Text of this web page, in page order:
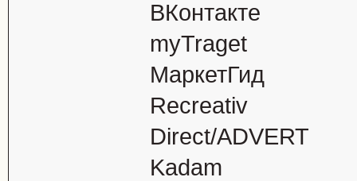
ВКонтакте
myTraget
МаркетГид
Recreativ
Direct/ADVERT
Kadam